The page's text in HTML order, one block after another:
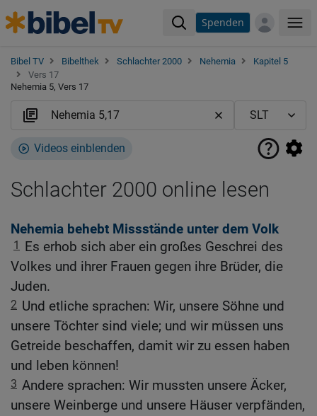
Spenden
Bibel TV Bibelthek Schlachter 2000 Nehemia
Kapitel 5
Vers 17
Nehemia 5, Vers 17
Videos einblenden
Schlachter 2000 online lesen
Nehemia behebt Missstände unter dem Volk
1
Es erhob sich aber ein großes Geschrei des
Volkes und ihrer Frauen gegen ihre Brüder, die
Juden.
2 Und etliche sprachen: Wir, unsere Söhne und
unsere Töchter sind viele; und wir müssen uns
Getreide beschaffen, damit wir zu essen haben
und leben können!
3 Andere sprachen: Wir mussten unsere Äcker,
unsere Weinberge und unsere Häuser verpfänden,